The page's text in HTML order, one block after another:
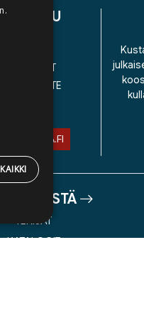
MEISTÄ
TEKIJÄT
KATALOGIT